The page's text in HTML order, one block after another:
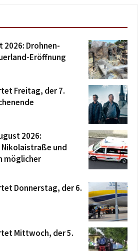
2026: Drohnen-
Eröffnung
Freitag, der 7.
2026:
und
möglicher
Donnerstag, der 6.
Mittwoch, der 5.